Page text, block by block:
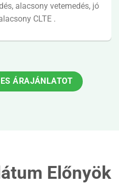
alacsony vetemedés, jó
CLTE .
ÁRAJÁNLATOT
Előnyök